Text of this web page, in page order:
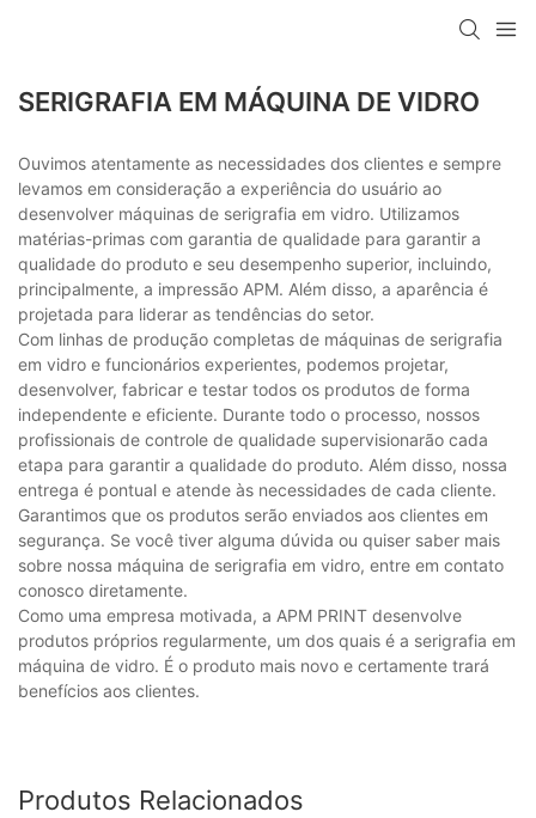
SERIGRAFIA EM MÁQUINA DE VIDRO
Ouvimos atentamente as necessidades dos clientes e sempre
levamos em consideração a experiência do usuário ao
desenvolver máquinas de serigrafia em vidro. Utilizamos
matérias-primas com garantia de qualidade para garantir a
qualidade do produto e seu desempenho superior, incluindo,
principalmente, a impressão APM. Além disso, a aparência é
projetada para liderar as tendências do setor.
Com linhas de produção completas de máquinas de serigrafia
em vidro e funcionários experientes, podemos projetar,
desenvolver, fabricar e testar todos os produtos de forma
independente e eficiente. Durante todo o processo, nossos
profissionais de controle de qualidade supervisionarão cada
etapa para garantir a qualidade do produto. Além disso, nossa
entrega é pontual e atende às necessidades de cada cliente.
Garantimos que os produtos serão enviados aos clientes em
segurança. Se você tiver alguma dúvida ou quiser saber mais
sobre nossa máquina de serigrafia em vidro, entre em contato
conosco diretamente.
Como uma empresa motivada, a APM PRINT desenvolve
produtos próprios regularmente, um dos quais é a serigrafia em
máquina de vidro. É o produto mais novo e certamente trará
benefícios aos clientes.
Produtos Relacionados